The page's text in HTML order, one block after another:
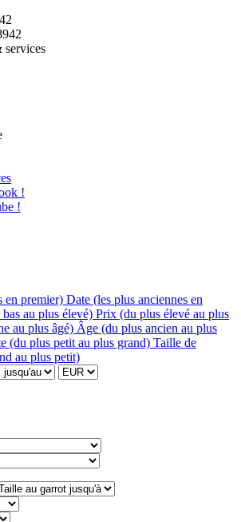
services
!
!
en premier) Date (les plus anciennes en
au plus élevé) Prix (du plus élevé au plus
au plus âgé) Âge (du plus ancien au plus
(du plus petit au plus grand) Taille de
au plus petit)